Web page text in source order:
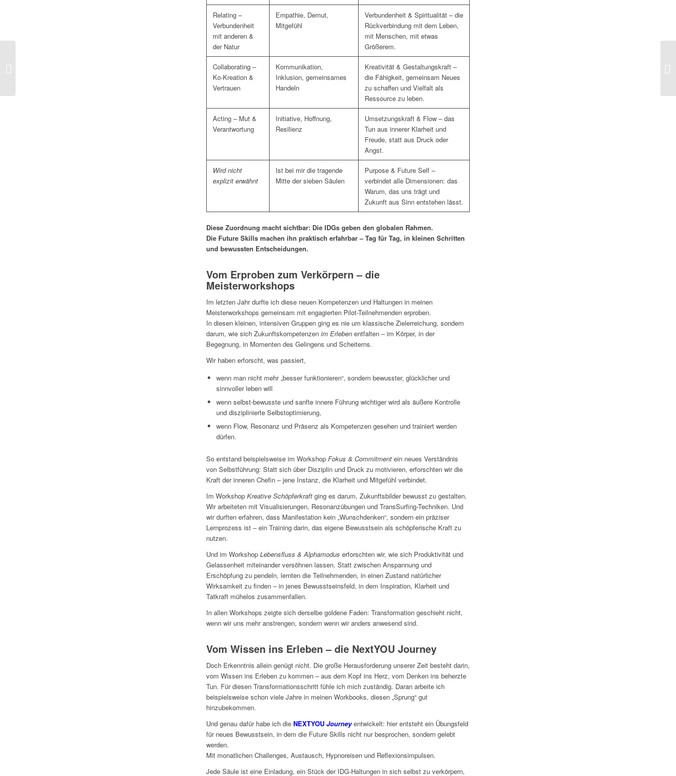
Relating –
Verbundenheit
mit anderen &
der Natur
Empathie, Demut,
Mitgefühl
Verbundenheit & Spiritualität – die
Rückverbindung mit dem Leben,
mit Menschen, mit etwas
Größerem.
Collaborating –
Ko-Kreation &
Vertrauen
Kommunikation,
Inklusion, gemeinsames
Handeln
Kreativität & Gestaltungskraft –
die Fähigkeit, gemeinsam Neues
zu schaffen und Vielfalt als
Ressource zu leben.
Acting – Mut &
Verantwortung
Initiative, Hoffnung,
Resilienz
Umsetzungskraft & Flow – das
Tun aus innerer Klarheit und
Freude, statt aus Druck oder
Angst.
Wird nicht
explizit erwähnt
Ist bei mir die tragende
Mitte der sieben Säulen
Purpose & Future Self –
verbindet alle Dimensionen: das
Warum, das uns trägt und
Zukunft aus Sinn entstehen lässt.
Diese Zuordnung macht sichtbar: Die IDGs geben den globalen Rahmen.
Die Future Skills machen ihn praktisch erfahrbar – Tag für Tag, in kleinen Schritten
und bewussten Entscheidungen.
Vom Erproben zum Verkörpern – die
Meisterworkshops
Im letzten Jahr durfte ich diese neuen Kompetenzen und Haltungen in meinen
Meisterworkshops gemeinsam mit engagierten Pilot-Teilnehmenden erproben.
In diesen kleinen, intensiven Gruppen ging es nie um klassische Zielerreichung, sondern
darum, wie sich Zukunftskompetenzen im Erlebenentfalten – im Körper, in der
Begegnung, in Momenten des Gelingens und Scheiterns.
Wir haben erforscht, was passiert,
wenn man nicht mehr „besser funktionieren“, sondern bewusster, glücklicher und
sinnvoller leben will
wenn selbst-bewusste und sanfte innere Führung wichtiger wird als äußere Kontrolle
und disziplinierte Selbstoptimierung,
wenn Flow, Resonanz und Präsenz als Kompetenzen gesehen und trainiert werden
dürfen.
So entstand beispielsweise im Workshop Fokus & Commitmentein neues Verständnis
von Selbstführung: Statt sich über Disziplin und Druck zu motivieren, erforschten wir die
Kraft der inneren Chefin – jene Instanz, die Klarheit und Mitgefühl verbindet.
Im Workshop Kreative Schöpferkraftging es darum, Zukunftsbilder bewusst zu gestalten.
Wir arbeiteten mit Visualisierungen, Resonanzübungen und TransSurfing-Techniken. Und
wir durften erfahren, dass Manifestation kein „Wunschdenken“, sondern ein präziser
Lernprozess ist – ein Training darin, das eigene Bewusstsein als schöpferische Kraft zu
nutzen.
Und im Workshop Lebensfluss & Alphamodus erforschten wir, wie sich Produktivität und
Gelassenheit miteinander versöhnen lassen. Statt zwischen Anspannung und
Erschöpfung zu pendeln, lernten die Teilnehmenden, in einen Zustand natürlicher
Wirksamkeit zu finden – in jenes Bewusstseinsfeld, in dem Inspiration, Klarheit und
Tatkraft mühelos zusammenfallen.
In allen Workshops zeigte sich derselbe goldene Faden: Transformation geschieht nicht,
wenn wir uns mehr anstrengen, sondern wenn wir anders anwesend sind.
Vom Wissen ins Erleben – die NextYOU Journey
Doch Erkenntnis allein genügt nicht. Die große Herausforderung unserer Zeit besteht darin,
vom Wissen ins Erleben zu kommen – aus dem Kopf ins Herz, vom Denken ins beherzte
Tun. Für diesen Transformationsschritt fühle ich mich zuständig. Daran arbeite ich
beispielsweise schon viele Jahre in meinen Workbooks, diesen „Sprung“ gut
hinzubekommen.
Und genau dafür habe ich die NEXTYOUJourneyentwickelt: hier entsteht ein Übungsfeld
für neues Bewusstsein, in dem die Future Skills nicht nur besprochen, sondern gelebt
werden.
Mit monatlichen Challenges, Austausch, Hypnoreisen und Reflexionsimpulsen.
Jede Säule ist eine Einladung, ein Stück der IDG-Haltungen in sich selbst zu verkörpern,